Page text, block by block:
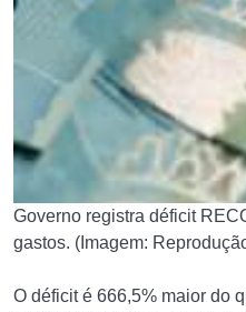
Governo registra déficit
gastos. (Imagem:
O déficit é 666,5% maior do